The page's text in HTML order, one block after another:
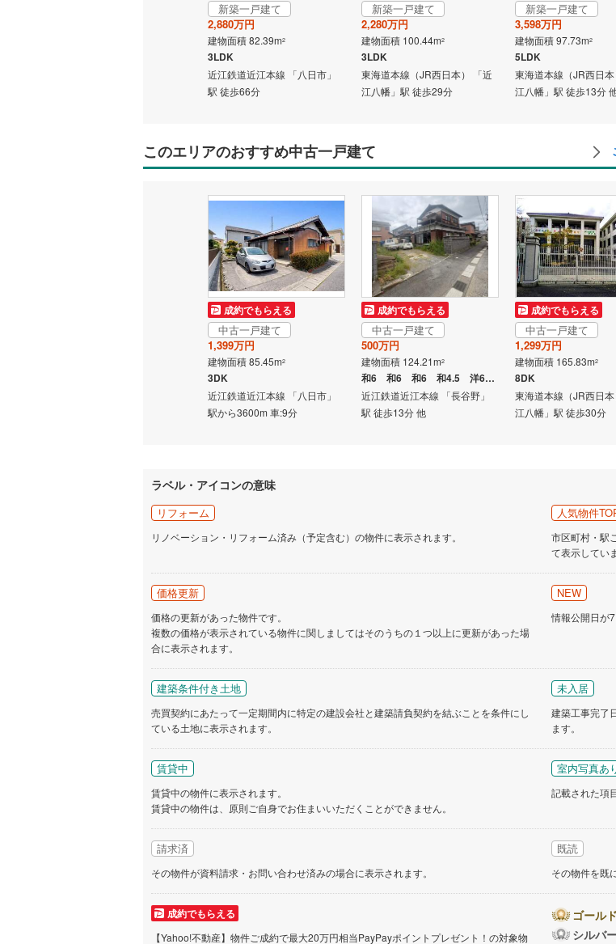
新築一戸建て
2,880万円
建物面積 82.39m2
3LDK
近江鉄道近江本線 「八日市」
駅 徒歩66分
新築一戸建て
2,280万円
建物面積 100.44m2
3LDK
東海道本線（JR西日本） 「近
江八幡」駅 徒歩29分
新築一戸建て
3,598万円
建物面積 97.73m2
5LDK
東海道本線（JR西日
江八幡」駅 徒歩13分
このエリアのおすすめ中古一戸建て
成約でもらえる
中古一戸建て
1,399万円
建物面積 85.45m2
3DK
近江鉄道近江本線 「八日市」
駅から3600m 車:9分
成約でもらえる
中古一戸建て
500万円
建物面積 124.21m2
和6 和6 和6 和4.5 洋6 洋4.5 DK6.7
近江鉄道近江本線 「長谷野」
駅 徒歩13分 他
成約でもらえる
中古一戸建て
1,299万円
建物面積 165.83m2
8DK
東海道本線（JR西日
江八幡」駅 徒歩30分
ラベル・アイコンの意味
リフォーム
リノベーション・リフォーム済み（予定含む）の物件に表示されます。
人気物件
市区町村・駅
て表示してい
価格更新
価格の更新があった物件です。
複数の価格が表示されている物件に関しましてはそのうちの１つ以上に更新があった場
合に表示されます。
NEW
情報公開日が
建築条件付き土地
売買契約にあたって一定期間内に特定の建設会社と建築請負契約を結ぶことを条件にし
ている土地に表示されます。
未入居
建築工事完了
ます。
賃貸中
賃貸中の物件に表示されます。
賃貸中の物件は、原則ご自身でお住まいいただくことができません。
室内写真あ
記載された項
請求済
その物件が資料請求・お問い合わせ済みの場合に表示されます。
既読
その物件を既
成約でもらえる
【Yahoo!不動産】物件ご成約で最大20万円相当PayPayポイントプレゼント！の対象物
ゴール
シルバ